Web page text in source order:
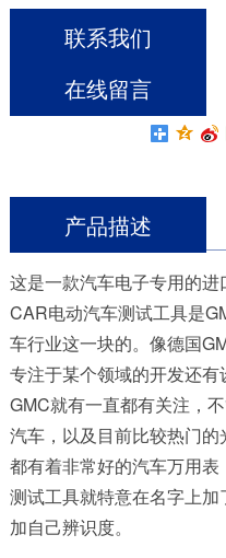
联系我们
在线留言
产品描述
这是一款汽车电子专用的进
CAR电动汽车测试工具是
车行业这一块的。像德国
专注于某个领域的开发还有
GMC就有一直都有关注，
汽车，以及目前比较热门的
都有着非常好的汽车万用表
测试工具就特意在名字上
加自己辨识度。